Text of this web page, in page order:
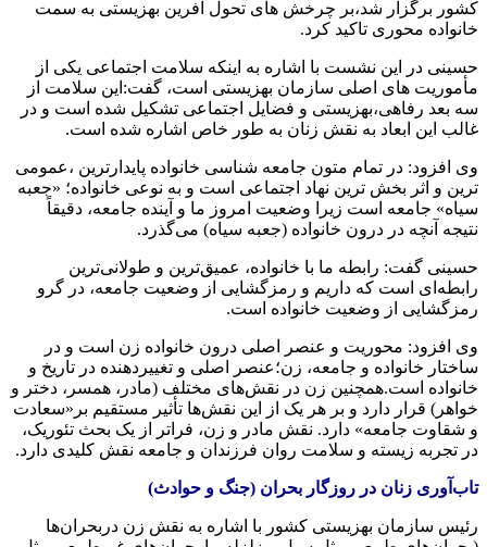
کشور برگزار شد،بر چرخش های تحول آفرین بهزیستی به سمت
خانواده محوری تاکید کرد.
حسینی در این نشست با اشاره به اینکه سلامت اجتماعی یکی از
مأموریت های اصلی سازمان بهزیستی است، گفت:این سلامت از
سه بعد رفاهی،بهزیستی و فضایل اجتماعی تشکیل شده است و در
غالب این ابعاد به نقش زنان به طور خاص اشاره شده است.
وی افزود: در تمام متون جامعه شناسی خانواده پایدارترین ،عمومی
ترین و اثر بخش ترین نهاد اجتماعی است و به نوعی خانواده؛ «جعبه
سیاه» جامعه است زیرا وضعیت امروز ما و آینده جامعه، دقیقاً
نتیجه آنچه در درون خانواده (جعبه سیاه) می‌گذرد.
حسینی گفت: رابطه ما با خانواده، عمیق‌ترین و طولانی‌ترین
رابطه‌ای است که داریم و رمزگشایی از وضعیت جامعه، در گرو
رمزگشایی از وضعیت خانواده است.
وی افزود: محوریت و عنصر اصلی درون خانواده زن است و در
ساختار خانواده و جامعه، زن؛عنصر اصلی و تغییردهنده در تاریخ و
خانواده است.همچنین زن در نقش‌های مختلف (مادر، همسر، دختر و
خواهر) قرار دارد و بر هر یک از این نقش‌ها تأثیر مستقیم بر«سعادت
و شقاوت جامعه» دارد. نقش مادر و زن، فراتر از یک بحث تئوریک،
در تجربه زیسته و سلامت روان فرزندان و جامعه نقش کلیدی دارد.
تاب‌آوری زنان در روزگار بحران (جنگ و حوادث)
رئیس سازمان بهزیستی کشور با اشاره به نقش زن دربحران‌ها